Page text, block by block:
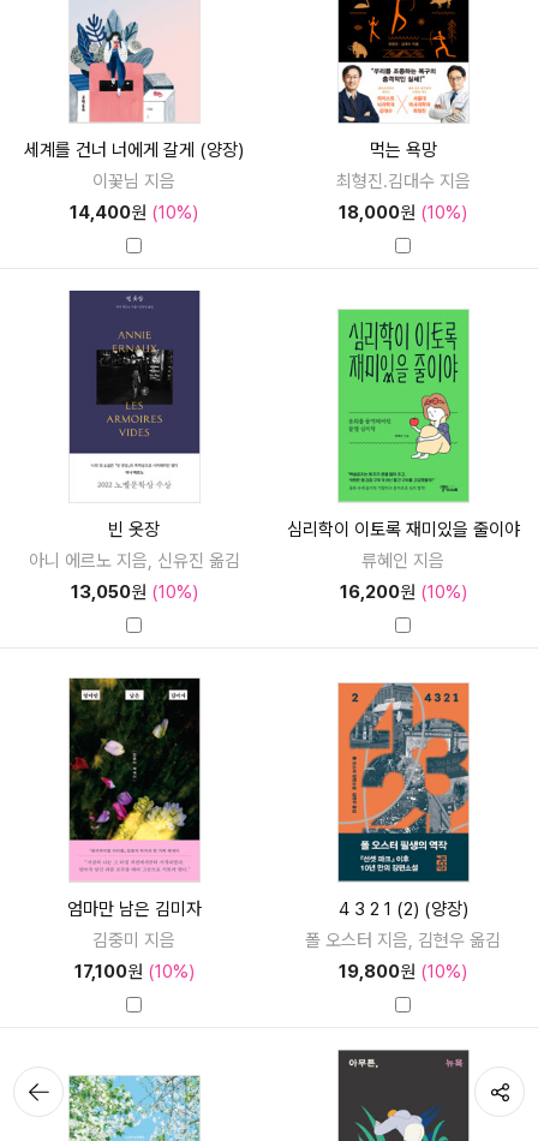
세계를 건너 너에게 갈게 (양장)
이꽃님 지음
14,400원 (10%)
먹는 욕망
최형진.김대수 지음
18,000원 (10%)
빈 옷장
아니 에르노 지음, 신유진 옮김
13,050원 (10%)
심리학이 이토록 재미있을 줄이야
류혜인 지음
16,200원 (10%)
엄마만 남은 김미자
김중미 지음
17,100원 (10%)
4 3 2 1 (2) (양장)
폴 오스터 지음, 김현우 옮김
19,800원 (10%)
뒤로가
기